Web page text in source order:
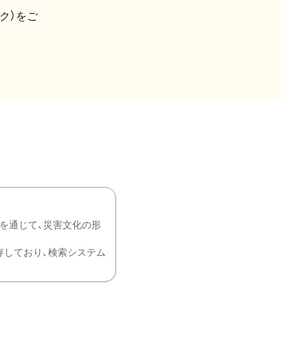
）をご
通じて、災害文化の形
ており、検索システム